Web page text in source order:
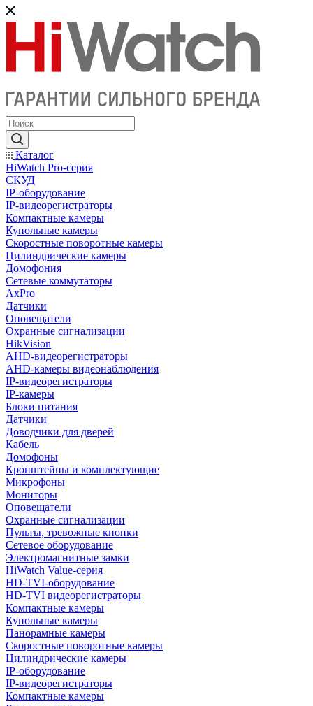
Каталог
HiWatch Pro-серия
CКУД
IP-оборудование
IP-видеорегистраторы
Компактные камеры
Купольные камеры
Скоростные поворотные камеры
Цилиндрические камеры
Домофония
Сетевые коммутаторы
AxPro
Датчики
Оповещатели
Охранные сигнализации
HikVision
AHD-видеорегистраторы
AHD-камеры видеонаблюдения
IP-видеорегистраторы
IP-камеры
Блоки питания
Датчики
Доводчики для дверей
Кабель
Домофоны
Кронштейны и комплектующие
Микрофоны
Мониторы
Оповещатели
Охранные сигнализации
Пульты, тревожные кнопки
Сетевое оборудование
Электромагнитные замки
HiWatch Value-серия
HD-TVI-оборудование
HD-TVI видеорегистраторы
Компактные камеры
Купольные камеры
Панорамные камеры
Скоростные поворотные камеры
Цилиндрические камеры
IP-оборудование
IP-видеорегистраторы
Компактные камеры